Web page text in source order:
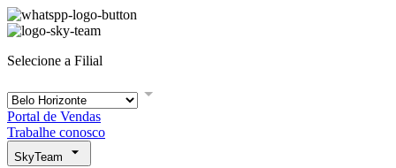
Selecione a Filial
Portal de Vendas
Trabalhe conosco
SkyTeam